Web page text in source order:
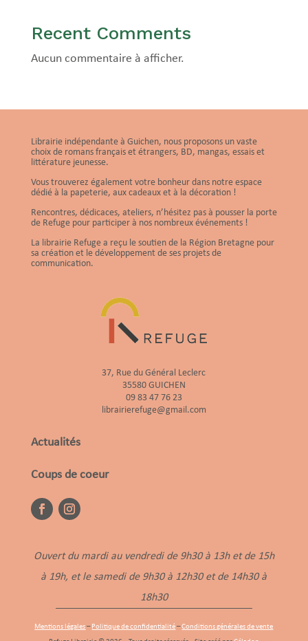
Recent Comments
Aucun commentaire à afficher.
Librairie indépendante à Guichen, nous proposons un vaste
choix de romans français et étrangers, BD, mangas, essais et
littérature jeunesse.
Vous trouverez également votre bonheur dans notre espace
dédié à la papeterie, aux cadeaux et à la décoration !
Rencontres, dédicaces, ateliers, n’hésitez pas à pousser la porte
de Refuge pour participer à nos nombreux événements !
La librairie Refuge a reçu le soutien de la Région Bretagne pour
sa création et le développement de ses projets de
communication.
37, Rue du Général Leclerc
35580 GUICHEN
09 83 47 76 23
librairierefuge@gmail.com
Actualités
Coups de coeur
Ouvert du mardi au vendredi de 9h30 à 13h et de 15h
à 19h, et le samedi de 9h30 à 12h30 et de 14h30 à
18h30
Mentions légales–Politique de confidentialité–Conditions générales de vente